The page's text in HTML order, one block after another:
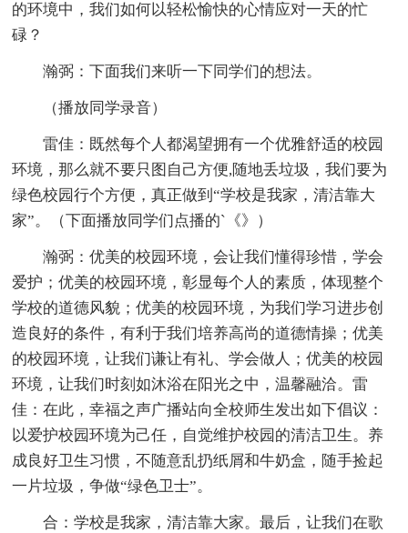
的环境中，我们如何以轻松愉快的心情应对一天的忙
碌？
瀚弼：下面我们来听一下同学们的想法。
（播放同学录音）
雷佳：既然每个人都渴望拥有一个优雅舒适的校园
环境，那么就不要只图自己方便,随地丢垃圾，我们要为
绿色校园行个方便，真正做到“学校是我家，清洁靠大
家”。（下面播放同学们点播的`《》）
瀚弼：优美的校园环境，会让我们懂得珍惜，学会
爱护；优美的校园环境，彰显每个人的素质，体现整个
学校的道德风貌；优美的校园环境，为我们学习进步创
造良好的条件，有利于我们培养高尚的道德情操；优美
的校园环境，让我们谦让有礼、学会做人；优美的校园
环境，让我们时刻如沐浴在阳光之中，温馨融洽。雷
佳：在此，幸福之声广播站向全校师生发出如下倡议：
以爱护校园环境为己任，自觉维护校园的清洁卫生。养
成良好卫生习惯，不随意乱扔纸屑和牛奶盒，随手捡起
一片垃圾，争做“绿色卫士”。
合：学校是我家，清洁靠大家。最后，让我们在歌